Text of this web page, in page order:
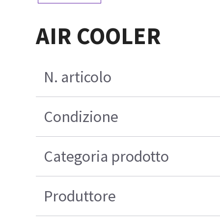
AIR COOLER
N. articolo
Condizione
Categoria prodotto
Produttore